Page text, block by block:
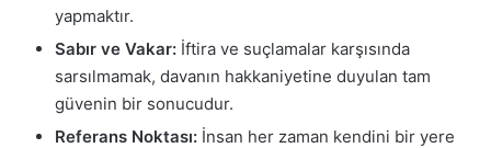
yapmaktır.
Sabır ve Vakar: İftira ve suçlamalar karşısında
sarsılmamak, davanın hakkaniyetine duyulan tam
güvenin bir sonucudur.
Referans Noktası: İnsan her zaman kendini bir yere